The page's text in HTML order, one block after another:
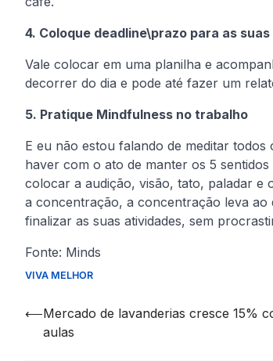
4. Coloque deadline\prazo para as
Vale colocar em uma planilha e
decorrer do dia e pode até fazer um
5. Pratique Mindfulness no trabalho
E eu não estou falando de meditar
haver com o ato de manter os 5
colocar a audição, visão, tato, paladar e
a concentração, a concentração leva
finalizar as suas atividades, sem
Fonte: Minds
VIVA MELHOR
Navegação
de
⟵Mercado de lavanderias cresce 15%
aulas